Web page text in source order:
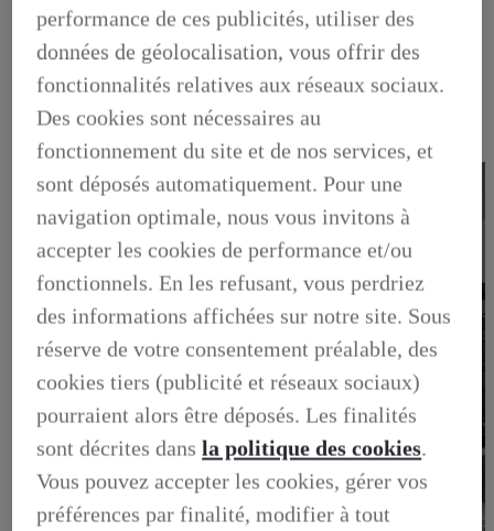
BUSINESS
LES AVANTAGES LEXUS BUSINESS
ELECTRIFIED TESTDRIVE
ELECTRIFIED PROGRAM
NOS OFFRES DU MOMENT
NOS SOLUTIONS DE FINANCEMENT
L'HYBRIDE POUR LES PROFESSIONNELS
CONTACTEZ-NOUS
performance de ces publicités, utiliser des
données de géolocalisation, vous offrir des
fonctionnalités relatives aux réseaux sociaux.
Des cookies sont nécessaires au
fonctionnement du site et de nos services, et
sont déposés automatiquement. Pour une
navigation optimale, nous vous invitons à
accepter les cookies de performance et/ou
fonctionnels. En les refusant, vous perdriez
des informations affichées sur notre site. Sous
réserve de votre consentement préalable, des
cookies tiers (publicité et réseaux sociaux)
pourraient alors être déposés. Les finalités
sont décrites dansla politique des cookies.
Vous pouvez accepter les cookies, gérer vos
préférences par finalité, modifier à tout